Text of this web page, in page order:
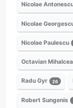
Nicolae
Nicolae
Nicolae Paulescu
Octavian Mihalcea
Radu Gyr 26
Robert Sungenis